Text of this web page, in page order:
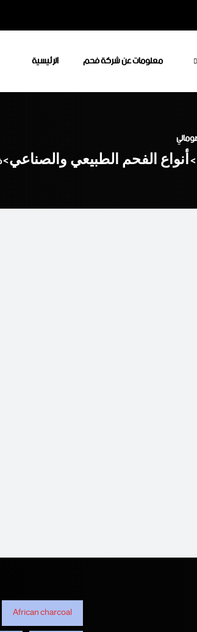
الرئيسية معلومات عن شركة فحم
>أنواع الفحم الطبيعي والصناعي>
African charcoal